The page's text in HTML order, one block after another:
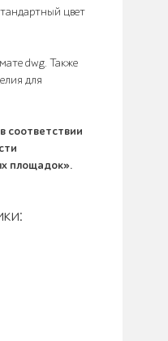
цвет
dwg. Также
для
соответствии
площадок».